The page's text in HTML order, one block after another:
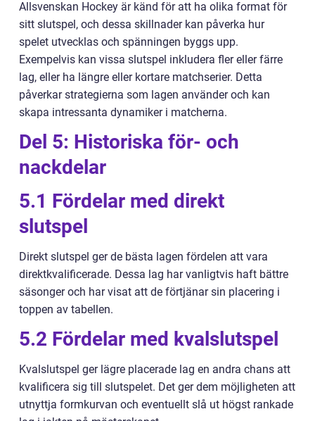
Allsvenskan Hockey är känd för att ha olika format för
sitt slutspel, och dessa skillnader kan påverka hur
spelet utvecklas och spänningen byggs upp.
Exempelvis kan vissa slutspel inkludera fler eller färre
lag, eller ha längre eller kortare matchserier. Detta
påverkar strategierna som lagen använder och kan
skapa intressanta dynamiker i matcherna.
Del 5: Historiska för- och
nackdelar
5.1 Fördelar med direkt
slutspel
Direkt slutspel ger de bästa lagen fördelen att vara
direktkvalificerade. Dessa lag har vanligtvis haft bättre
säsonger och har visat att de förtjänar sin placering i
toppen av tabellen.
5.2 Fördelar med kvalslutspel
Kvalslutspel ger lägre placerade lag en andra chans att
kvalificera sig till slutspelet. Det ger dem möjligheten att
utnyttja formkurvan och eventuellt slå ut högst rankade